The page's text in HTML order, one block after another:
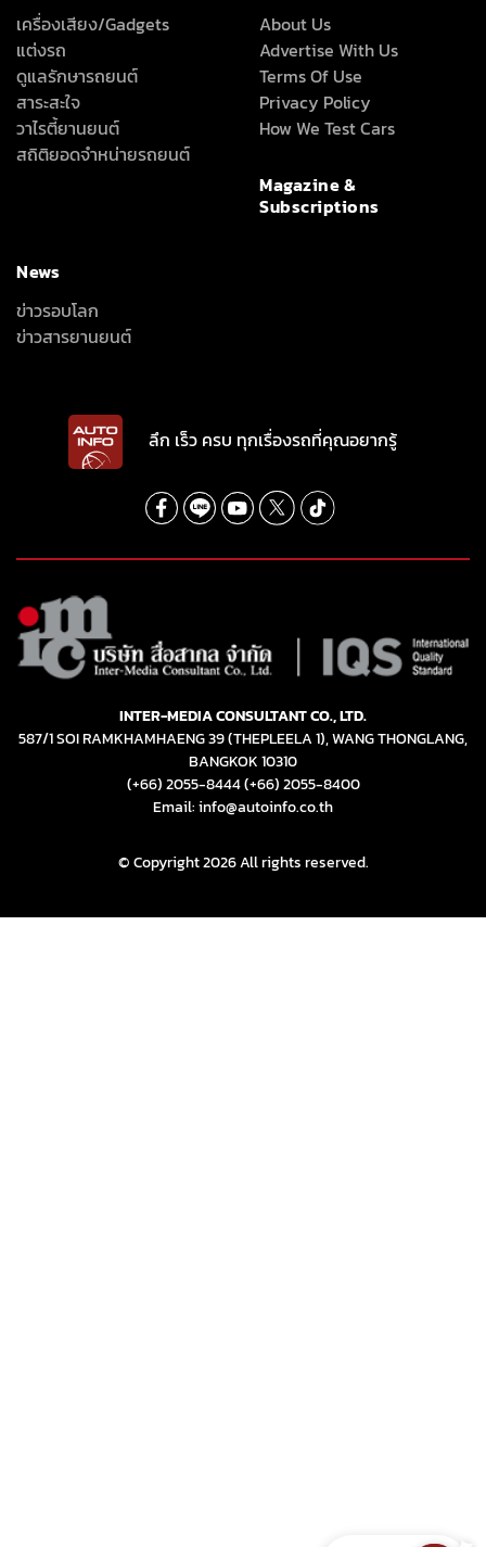
เครื่องเสียง/Gadgets
แต่งรถ
ดูแลรักษารถยนต์
สาระสะใจ
วาไรตี้ยานยนต์
สถิติยอดจำหน่ายรถยนต์
About Us
Advertise With Us
Terms Of Use
Privacy Policy
How We Test Cars
Magazine &
Subscriptions
News
ข่าวรอบโลก
ข่าวสารยานยนต์
ลึก เร็ว ครบ ทุกเรื่องรถที่คุณอยากรู้
INTER-MEDIA CONSULTANT CO., LTD.
587/1 SOI RAMKHAMHAENG 39 (THEPLEELA 1), WANG THONGLANG,
BANGKOK 10310
(+66) 2055-8444(+66) 2055-8400
Email: info@autoinfo.co.th
© Copyright 2026 All rights reserved.